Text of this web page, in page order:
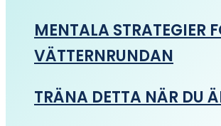
MENTALA STRATEGIER
VÄTTERNRUNDAN
TRÄNA DETTA NÄR DU